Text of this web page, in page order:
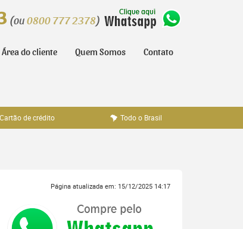
(ou 0800 777 2378)
Área do cliente Quem Somos Contato
Cartão de crédito Todo o Brasil
Página atualizada em: 15/12/2025 14:17